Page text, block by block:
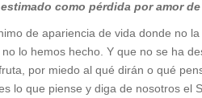
como pérdida por amor
de apariencia de vida donde no
lo hemos hecho. Y que no se ha
por miedo al qué dirán o qué
lo que piense y diga de nosotros el